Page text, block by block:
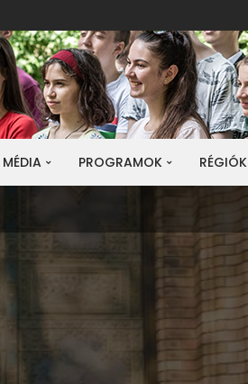
MÉDIA PROGRAMOK RÉGIÓK